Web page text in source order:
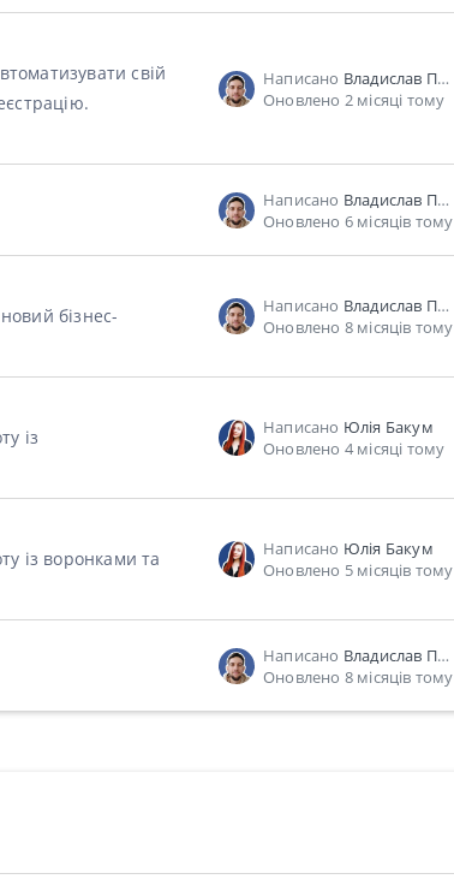
свій
Написано Владислав Пономарь
Оновлено 2 місяці тому
Написано Владислав Пономарь
Оновлено 6 місяців тому
бізнес-
Написано Владислав Пономарь
Оновлено 8 місяців тому
із
Написано Юлія Бакум
Оновлено 4 місяці тому
із воронками та
Написано Юлія Бакум
Оновлено 5 місяців тому
Написано Владислав Пономарь
Оновлено 8 місяців тому